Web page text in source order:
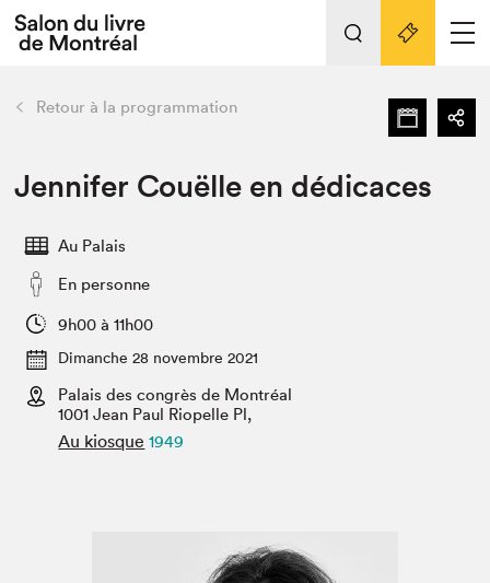
Espace médias
Espace exposant⋅e⋅s
Tout sur l'édition 2022
Actualités
Vidéos et Balados
Club de lecture Braindate
retour Nos activités
Édition 2022
Planifier sa visite
Projets partenaires 2022
Archives
Liens pratiques
Retour à la programmation
Jennifer Couëlle en dédicaces
Au Palais
En personne
9h00 à 11h00
Dimanche 28 novembre 2021
Palais des congrès de Montréal
1001 Jean Paul Riopelle Pl,
Au kiosque 1949